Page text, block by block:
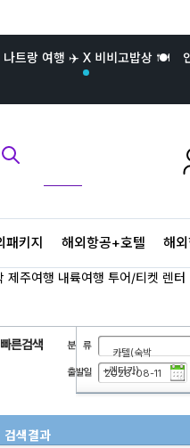
나트랑 여행 ✈️ X 비비고밥상 🍽️
패키지 해외항공+호텔 해
제주여행 내륙여행 투어/티켓 렌터
카텔(숙박
+렌터카)
검색결과